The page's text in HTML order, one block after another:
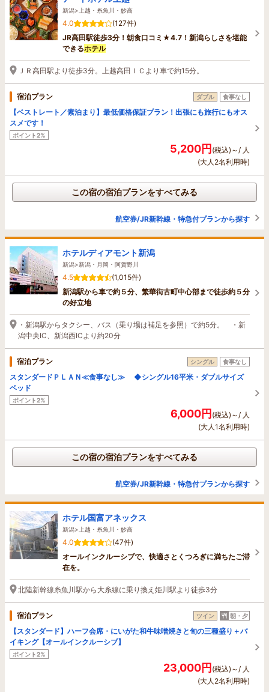
新潟>上越・糸魚川・妙高
4.0
(127件)
JR高田駅徒歩3分！朝食口コミ★4.7！新潟らしさを堪能
できるホテル
ＪＲ高田駅より徒歩3分。上越高田ＩＣより車で約15分。
宿泊プラン ダブル 食事なし
【ベストレート／素泊まり】最低価格保証プラン！出張にも旅行にもオス
スメです！
ポイント2%
5,200円(税込)～/ 人
(大人2名利用時)
この宿の宿泊プランをすべてみる
航空券/JR新幹線・特急付プランから探す
ホテルディアモント新潟
新潟>新潟・月岡・阿賀野川
4.5
(1,015件)
新潟駅から車で約５分、繁華街古町中心部まで徒歩約５分
の好立地
・新潟駅からタクシー、バス（乗り場は補足を参照）で約5分。 ・新
潟中央IC、新潟西ICより約20分
宿泊プラン シングル 食事なし
スタンダードＰＬＡＮ≪食事なし≫ ◆シングル16平米・ダブルサイズ
ベッド
ポイント2%
6,000円(税込)～/ 人
(大人1名利用時)
この宿の宿泊プランをすべてみる
航空券/JR新幹線・特急付プランから探す
ホテル国富アネックス
新潟>上越・糸魚川・妙高
4.0
(47件)
オールインクルーシブで、快適さとくつろぎに満ちたご滞
在を。
北陸新幹線糸魚川駅から大糸線に乗り換え姫川駅より徒歩3分
宿泊プラン ツイン 朝・夕
【スタンダード】ハーフ会席・にいがた和牛味噌焼きと旬の三種盛り＋バ
イキング【オールインクルーシブ】
ポイント2%
23,000円(税込)～/ 人
(大人2名利用時)